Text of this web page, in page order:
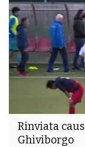
Rinviata
Ghiviborgo